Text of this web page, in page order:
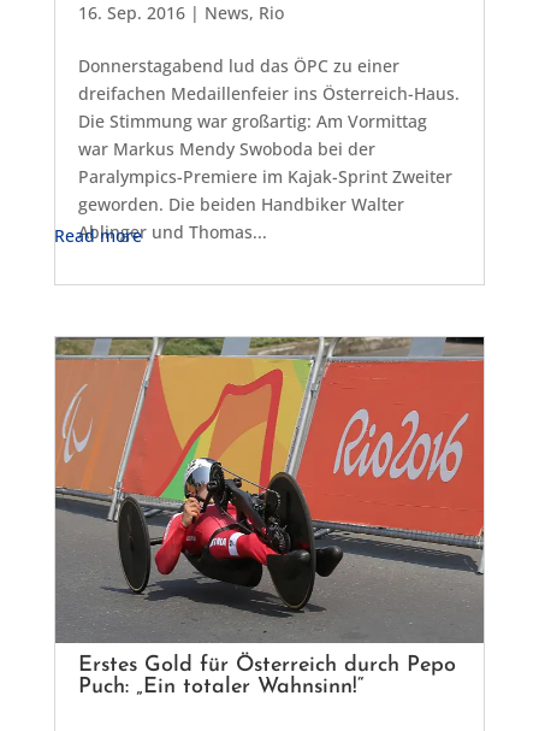
16. Sep. 2016| News, Rio
Donnerstagabend lud das ÖPC zu einer
dreifachen Medaillenfeier ins Österreich-Haus.
Die Stimmung war großartig: Am Vormittag
war Markus Mendy Swoboda bei der
Paralympics-Premiere im Kajak-Sprint Zweiter
geworden. Die beiden Handbiker Walter
Ablinger und Thomas...
Read more
Erstes Gold für Österreich durch Pepo
Puch: „Ein totaler Wahnsinn!“